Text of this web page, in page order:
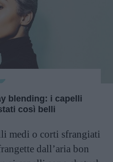
blending: i capelli
così belli
medi o corti sfrangiati
dall’aria bon